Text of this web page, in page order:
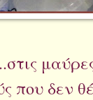
που δεν